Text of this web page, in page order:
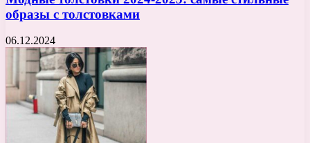
образы с толстовками
06.12.2024